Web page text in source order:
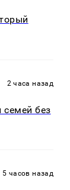
2 часа назад
семей без
5 часов назад